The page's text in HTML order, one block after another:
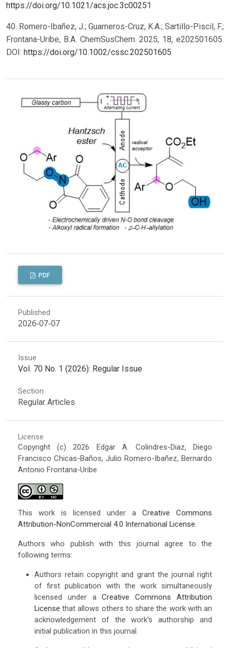
https://doi.org/10.1021/acs.joc.3c00251
40. Romero-Ibañez, J.; Guarneros-Cruz, K.A.; Sartillo-Piscil, F.;
Frontana-Uribe, B.A. ChemSusChem. 2025, 18, e202501605.
DOI: https://doi.org/10.1002/cssc.202501605
PDF
Published
2026-07-07
Issue
Vol. 70 No. 1 (2026): Regular Issue
Section
Regular Articles
License
Copyright (c) 2026 Edgar A. Colindres-Diaz, Diego
Francisco Chicas-Baños, Julio Romero-Ibañez, Bernardo
Antonio Frontana-Uribe
This work is licensed under aCreative Commons
Attribution-NonCommercial 4.0 International License.
Authors who publish with this journal agree to the
following terms:
Authors retain copyright and grant the journal right
of first publication with the work simultaneously
licensed under aCreative Commons Attribution
License that allows others to share the work with an
acknowledgement of the work's authorship and
initial publication in this journal.